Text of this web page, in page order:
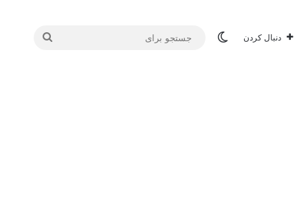
دنبال کردن تغییر پوسته
جستجو